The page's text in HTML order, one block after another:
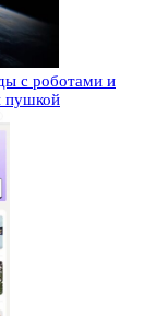
с роботами и
пушкой